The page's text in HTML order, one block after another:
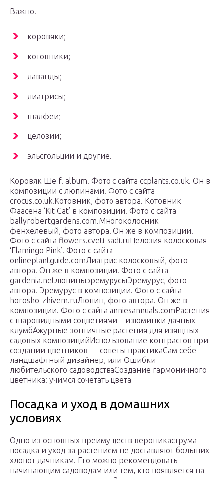
Важно!
коровяки;
котовники;
лаванды;
лиатрисы;
шалфеи;
целозии;
эльсгольции и другие.
Коровяк Ше f. album. Фото с сайта ccplants.co.uk. Он в
композиции с люпинами. Фото с сайта
crocus.co.uk.Котовник, фото автора. Котовник
Фаасена ‘Kit Cat’ в композиции. Фото с сайта
ballyrobertgardens.com.Многоколосник
фенхелевый, фото автора. Он же в композиции.
Фото с сайта flowers.cveti-sadi.ruЦелозия колосковая
‘Flamingo Pink’. Фото с сайта
onlineplantguide.comЛиатрис колосковый, фото
автора. Он же в композиции. Фото с сайта
gardenia.netлюпиныэремурусыЭремурус, фото
автора. Эремурус в композиции. Фото с сайта
horosho-zhivem.ruЛюпин, фото автора. Он же в
композиции. Фото с сайта anniesannuals.comРастения
с шаровидными соцветиями – изюминки дачных
клумбАжурные зонтичные растения для изящных
садовых композицийИспользование контрастов при
создании цветников — советы практикаСам себе
ландшафтный дизайнер, или Ошибки
любительского садоводстваСоздание гармоничного
цветника: учимся сочетать цвета
Посадка и уход в домашних
условиях
Одно из основных преимуществ вероникаструма –
посадка и уход за растением не доставляют больших
хлопот дачникам. Его можно рекомендовать
начинающим садоводам или тем, кто появляется на